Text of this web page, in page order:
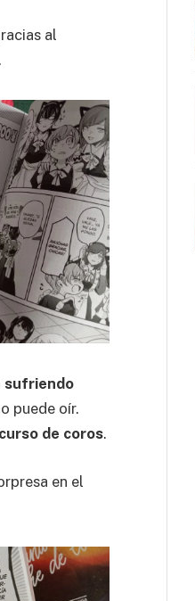
al
sufriendo
puede oír.
de coros.
en el